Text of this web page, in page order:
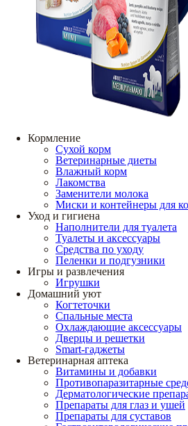
Кормление
Сухой корм
Ветеринарные диеты
Влажный корм
Лакомства
Заменители молока
Миски и контейнеры для
Уход и гигиена
Наполнители для туалета
Туалеты и аксессуары
Средства по уходу
Пеленки и подгузники
Игры и развлечения
Игрушки
Домашний уют
Когтеточки
Спальные места
Охлаждающие аксессуары
Дверцы и решетки
Smart-гаджеты
Ветеринарная аптека
Витамины и добавки
Противопаразитарные
Дерматологические
Препараты для глаз и ушей
Препараты для суставов